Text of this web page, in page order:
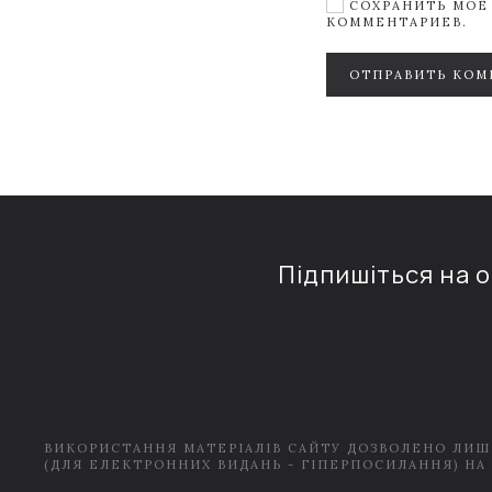
СОХРАНИТЬ МОЁ
КОММЕНТАРИЕВ.
ОТПРАВИТЬ
Підпишіться на
ВИКОРИСТАННЯ МАТЕРІАЛІВ САЙТУ ДОЗВОЛЕНО
(ДЛЯ ЕЛЕКТРОННИХ ВИДАНЬ - ГІПЕРПОСИЛАННЯ) НА